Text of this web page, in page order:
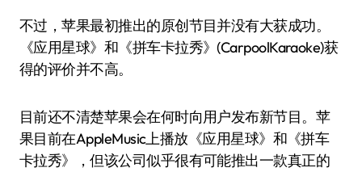
不过，苹果最初推出的原创节目并没有大获成功。
《应用星球》和《拼车卡拉秀》(CarpoolKaraoke)获
得的评价并不高。
目前还不清楚苹果会在何时向用户发布新节目。苹
果目前在AppleMusic上播放《应用星球》和《拼车
卡拉秀》，但该公司似乎很有可能推出一款真正的